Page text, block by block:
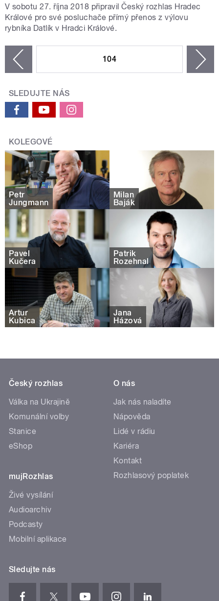
V sobotu 27. října 2018 připravil Český rozhlas Hradec
Králové pro své posluchače přímý přenos z výlovu
rybníka Datlík v Hradci Králové.
104
SLEDUJTE NÁS
KOLEGOVÉ
Petr
Jungmann
Milan
Baják
Pavel
Kučera
Patrik
Rozehnal
Artur
Kubica
Jana
Házová
Český rozhlas
Válka na Ukrajině
Komunální volby
Stanice
eShop
mujRozhlas
Živé vysílání
Audioarchiv
Podcasty
Mobilní aplikace
O nás
Jak nás naladíte
Nápověda
Lidé v rádiu
Kariéra
Kontakt
Rozhlasový poplatek
Sledujte nás